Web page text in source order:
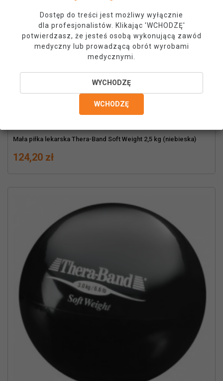
Mała piłka lekarska Thera-Band Soft Weight 2,5 kg (niebieska)
Cena
124,20 zł
Dostęp do treści jest możliwy wyłącznie
dla profesjonalistów. Klikając 'WCHODZĘ'
potwierdzasz, że jesteś osobą wykonującą zawód
medyczny lub prowadzącą obrót wyrobami
medycznymi.
WYCHODZĘ
WCHODZĘ